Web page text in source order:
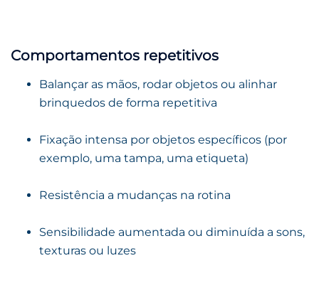
Comportamentos repetitivos
Balançar as mãos, rodar objetos ou alinhar
brinquedos de forma repetitiva
Fixação intensa por objetos específicos (por
exemplo, uma tampa, uma etiqueta)
Resistência a mudanças na rotina
Sensibilidade aumentada ou diminuída a sons,
texturas ou luzes